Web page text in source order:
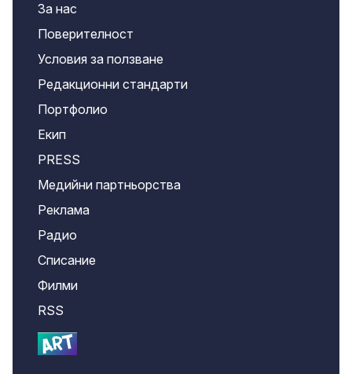
За нас
Поверителност
Условия за ползване
Редакционни стандарти
Портфолио
Екип
PRESS
Медийни партньорства
Реклама
Радио
Списание
Филми
RSS